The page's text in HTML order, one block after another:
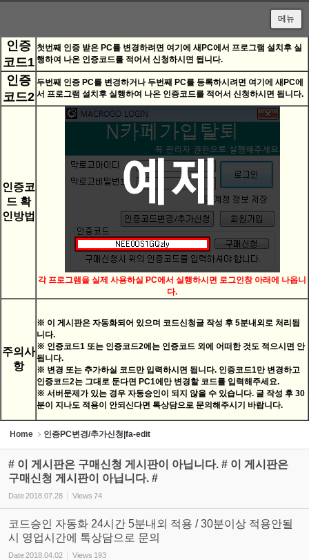
메뉴
인증
코드1
첫번째 인증 받은 PC를 변경하려면 여기에 새PC에서 프로그램 설치후 실
행하여 나온 인증코드를 적어서 신청하시면 됩니다.
인증
코드2
두번째 인증 PC를 변경하거나 두번째 PC를 등록하시려면 여기에 새PC에
서 프로그램 설치후 실행하여 나온 인증코드를 적어서 신청하시면 됩니다.
인증코
드 확
인방법
각 프로그램을 실제 사용하실 PC에서 실행하시면 로그인창 아래에 나옵니
다.
주의사
항
※ 이 게시판은 자동화되어 있으며 코드신청글 작성 후 5분내외로 처리됩
니다.
※ 인증코드1 또는 인증코드2에는 인증코드 외에 어떠한 것도 적으시면 안
됩니다.
※ 변경 또는 추가하실 코드만 입력하시면 됩니다. 인증코드1만 변경하고
인증코드2는 그대로 둔다면 PC1에만 변경할 코드를 입력해주세요.
※ 서버문제가 있는 경우 자동승인이 되지 않을 수 있습니다. 글 작성 후 30
분이 지나도 적용이 안되신다면 톡상담으로 문의해주시기 바랍니다.
Home 인증PC변경/추가신청|fa-edit
# 이 게시판은 구매신청 게시판이 아닙니다. # 이 게시판은
구매신청 게시판이 아닙니다. #
Date2018.07.28 Views 74
코드승인 자동화 24시간 5분내외 적용 / 30분이상 적용안될
시 영업시간에 톡상담으로 문의
Date2018.04.02 Views 193
Sketchbook5, 스케치북5
Sketchbook5, 스케치북5